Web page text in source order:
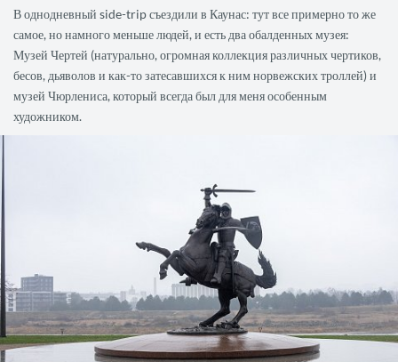
В однодневный side-trip съездили в Каунас: тут все примерно то же
самое, но намного меньше людей, и есть два обалденных музея:
Музей Чертей (натурально, огромная коллекция различных чертиков,
бесов, дьяволов и как-то затесавшихся к ним норвежских троллей) и
музей Чюрлениса, который всегда был для меня особенным
художником.